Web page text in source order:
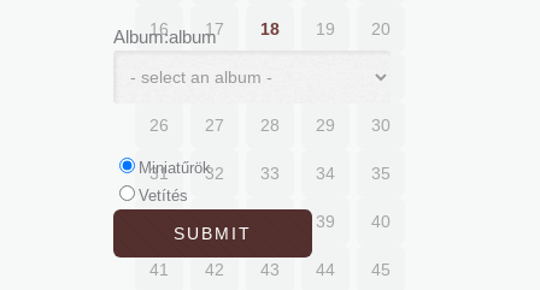
16 17 18 19 20
21 22 23 25
26 27 28 29 30
31 32 33 34 35
39 40
41 42 43 44 45
Album:album
Miniatűrök
Vetítés